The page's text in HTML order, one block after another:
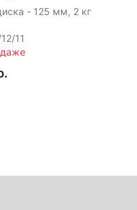
- 125 мм, 2 кг
11